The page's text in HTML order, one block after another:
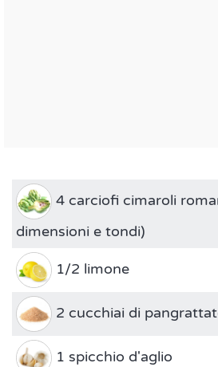
4 carciofi cimaroli
dimensioni e tondi)
1/2 limone
2 cucchiai di
1 spicchio d'aglio